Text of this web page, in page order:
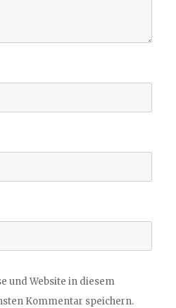
und Website in diesem
Kommentar speichern.